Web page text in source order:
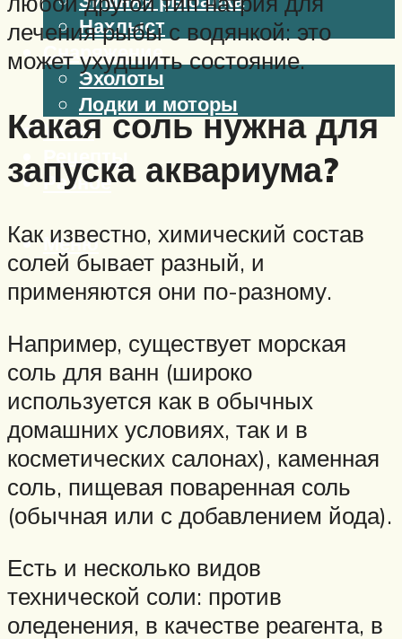
Нахлыст
Снаряжение
Эхолоты
Лодки и моторы
Узлы
Разное
Меню
лечения рыбы с водянкой: это
может ухудшить состояние.
Какая соль нужна для
запуска аквариума?
Как известно, химический состав
солей бывает разный, и
применяются они по-разному.
Например, существует морская
соль для ванн (широко
используется как в обычных
домашних условиях, так и в
косметических салонах), каменная
соль, пищевая поваренная соль
(обычная или с добавлением йода).
Есть и несколько видов
технической соли: против
оледенения, в качестве реагента, в